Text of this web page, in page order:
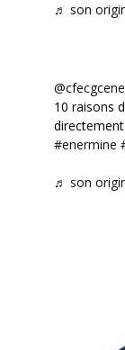
♬ son
10 raisons
#enermine
♬ son